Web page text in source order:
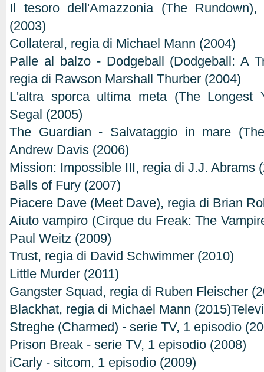
Il tesoro dell'Amazzonia (The
(2003)
Collateral, regia di Michael Mann (2004)
Palle al balzo - Dodgeball (Dodgeball: A
regia di Rawson Marshall Thurber (2004)
L'altra sporca ultima meta (The Longest
Segal (2005)
The Guardian - Salvataggio in mare
Andrew Davis (2006)
Mission: Impossible III, regia di J.J. Abrams
Balls of Fury (2007)
Piacere Dave (Meet Dave), regia di Brian
Aiuto vampiro (Cirque du Freak: The
Paul Weitz (2009)
Trust, regia di David Schwimmer (2010)
Little Murder (2011)
Gangster Squad, regia di Ruben Fleischer
Blackhat, regia di Michael Mann
Streghe (Charmed) - serie TV, 1 episodio
Prison Break - serie TV, 1 episodio (2008)
iCarly - sitcom, 1 episodio (2009)